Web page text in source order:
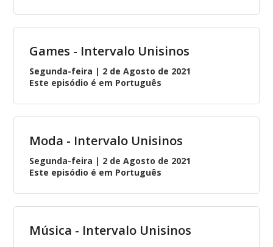
Games - Intervalo Unisinos
Segunda-feira | 2 de Agosto de 2021
Este episódio é em Português
Moda - Intervalo Unisinos
Segunda-feira | 2 de Agosto de 2021
Este episódio é em Português
Música - Intervalo Unisinos